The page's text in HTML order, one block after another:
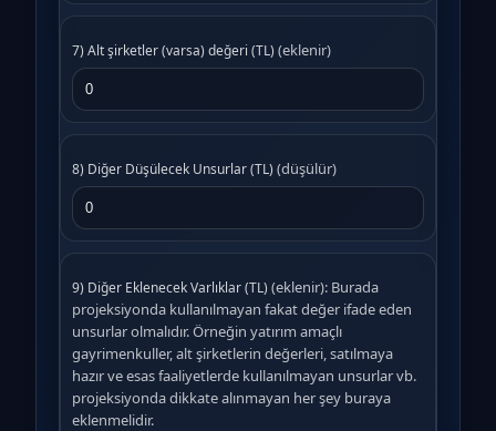
7) Alt şirketler (varsa) değeri (TL) (eklenir)
8) Diğer Düşülecek Unsurlar (TL) (düşülür)
9) Diğer Eklenecek Varlıklar (TL) (eklenir): Burada
projeksiyonda kullanılmayan fakat değer ifade eden
unsurlar olmalıdır. Örneğin yatırım amaçlı
gayrimenkuller, alt şirketlerin değerleri, satılmaya
hazır ve esas faaliyetlerde kullanılmayan unsurlar vb.
projeksiyonda dikkate alınmayan her şey buraya
eklenmelidir.